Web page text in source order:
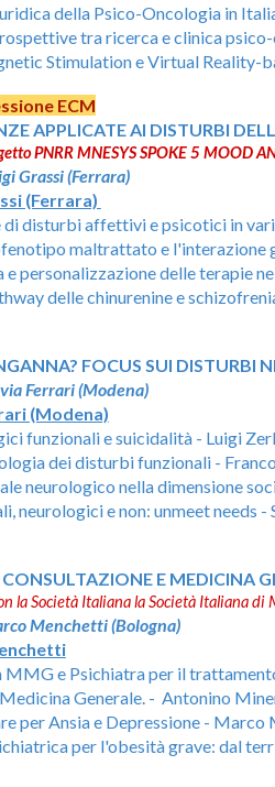
della Psico-Oncologia in
tra ricerca e clinica
Stimulation e Virtual Reality-
ECM
APPLICATE AI DISTURBI
PNRR MNESYS SPOKE 5 MOOD
Grassi (Ferrara)
(Ferrara)
disturbi affettivi e psicotici in
maltrattato e l'interazione
e personalizzazione delle terapie
delle chinurenine e
FOCUS SUI DISTURBI
Ferrari (Modena)
(Modena)
funzionali e suicidalità - Luigi
dei disturbi funzionali -
neurologico nella dimensione
neurologici e non: unmeet needs -
E MEDICINA
la Società Italiana la Società Italiana di
Menchetti (Bologna)
MMG e Psichiatra per il
Generale. - Antonino
per Ansia e Depressione - Marco
per l'obesità grave: dal